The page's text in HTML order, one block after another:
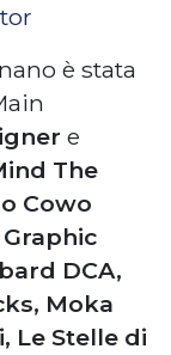
è stata
e
The
Cowo
DCA,
Moka
Le Stelle di